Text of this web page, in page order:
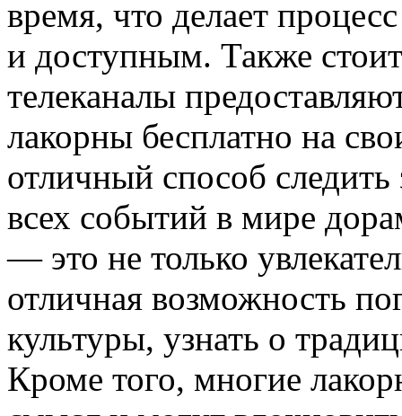
время, что делает
и доступным. Также
телеканалы
лакорны бесплатно на
отличный способ
всех событий в мире
— это не только
отличная возможность
культуры, узнать о
Кроме того, многие